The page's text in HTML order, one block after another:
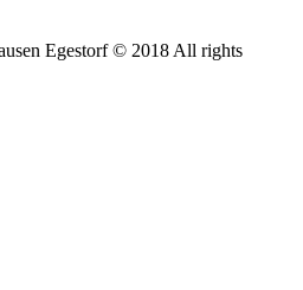
Egestorf © 2018 All rights